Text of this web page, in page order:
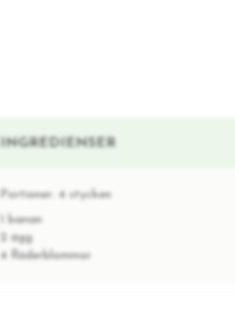
INGREDIENSER
Portioner: 4 stycken
1 banan
2 ägg
4 fläderblommor